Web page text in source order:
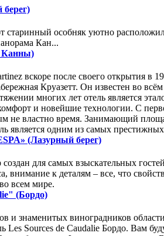
старинный особняк уютно
Кан...
Канны)
вскоре после своего открытия в
Круазетт. Он известен во
многих лет отель является
и новейшие технологии. С
не властно время. Занимающий
является одним из самых
(Лазурный берег)
для самых взыскательных
внимание к деталям – все, что
всем мире.
(Бордо)
знаменитых виноградников
Les Sources de Caudalie Бордо. Вам